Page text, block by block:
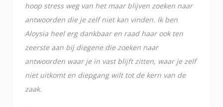
hoop stress weg van het maar blijven zoeken naar
antwoorden die je zelf niet kan vinden. Ik ben
Aloysia heel erg dankbaar en raad haar ook ten
zeerste aan bij diegene die zoeken naar
antwoorden waar je in vast blijft zitten, waar je zelf
niet uitkomt en diepgang wilt tot de kern van de
zaak.